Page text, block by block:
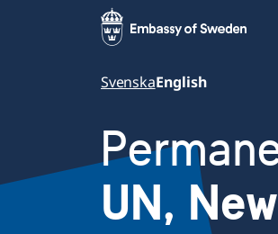
SvenskaEnglish
UN,